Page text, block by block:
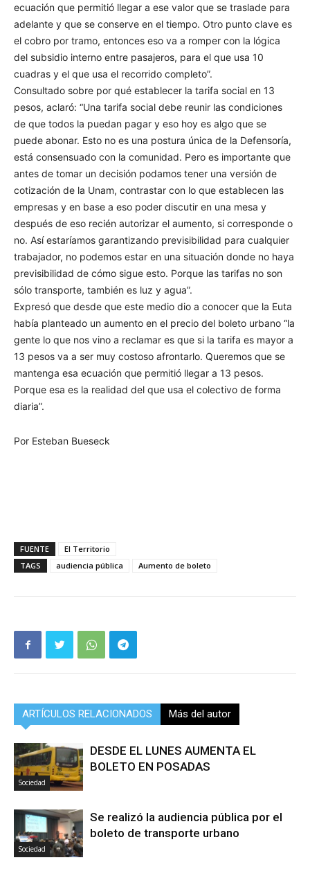
ecuación que permitió llegar a ese valor que se traslade para
adelante y que se conserve en el tiempo. Otro punto clave es
el cobro por tramo, entonces eso va a romper con la lógica
del subsidio interno entre pasajeros, para el que usa 10
cuadras y el que usa el recorrido completo”.
Consultado sobre por qué establecer la tarifa social en 13
pesos, aclaró: “Una tarifa social debe reunir las condiciones
de que todos la puedan pagar y eso hoy es algo que se
puede abonar. Esto no es una postura única de la Defensoría,
está consensuado con la comunidad. Pero es importante que
antes de tomar un decisión podamos tener una versión de
cotización de la Unam, contrastar con lo que establecen las
empresas y en base a eso poder discutir en una mesa y
después de eso recién autorizar el aumento, si corresponde o
no. Así estaríamos garantizando previsibilidad para cualquier
trabajador, no podemos estar en una situación donde no haya
previsibilidad de cómo sigue esto. Porque las tarifas no son
sólo transporte, también es luz y agua”.
Expresó que desde que este medio dio a conocer que la Euta
había planteado un aumento en el precio del boleto urbano “la
gente lo que nos vino a reclamar es que si la tarifa es mayor a
13 pesos va a ser muy costoso afrontarlo. Queremos que se
mantenga esa ecuación que permitió llegar a 13 pesos.
Porque esa es la realidad del que usa el colectivo de forma
diaria”.
Por Esteban Bueseck
FUENTE
El Territorio
TAGS
audiencia pública Aumento de boleto
ARTÍCULOS RELACIONADOS Más del autor
Sociedad
DESDE EL LUNES AUMENTA EL
BOLETO EN POSADAS
Sociedad
Se realizó la audiencia pública por el
boleto de transporte urbano